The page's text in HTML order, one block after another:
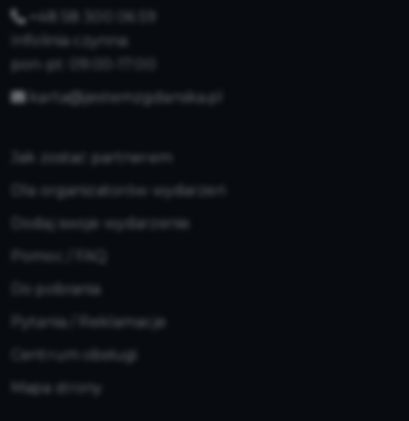
+48 58 300 06 59
Infolinia czynna:
pon-pt: 09:00-17:00
karta@jestemzgdanska.pl
Jak zostać partnerem
Dla organizatorów wydarzeń
Dodaj swoje wydarzenie
Do pobrania
Pytania / Reklamacje
Centrum obsługi
Mapa strony